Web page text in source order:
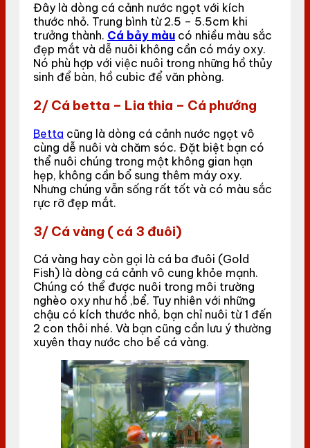
Đây là dòng cá cảnh nước ngọt với kích
thước nhỏ. Trung bình từ 2.5 – 5.5cm khi
trưởng thành. Cá bảy màu có nhiều màu sắc
đẹp mắt và dễ nuôi không cần có máy oxy.
Nó phù hợp với việc nuôi trong những hồ thủy
sinh để bàn, hồ cubic để văn phòng.
2/ Cá betta – Lia thia – Cá phướng
Betta cũng là dòng cá cảnh nước ngọt vô
cùng dễ nuôi và chăm sóc. Đặt biệt bạn có
thể nuôi chúng trong một không gian hạn
hẹp, không cần bổ sung thêm máy oxy.
Nhưng chúng vẫn sống rất tốt và có màu sắc
rực rỡ đẹp mắt.
3/ Cá vàng ( cá 3 đuôi)
Cá vàng hay còn gọi là cá ba đuôi (Gold
Fish) là dòng cá cảnh vô cung khỏe mạnh.
Chúng có thể được nuôi trong môi trường
nghèo oxy như hồ ,bể. Tuy nhiên với những
chậu có kích thước nhỏ, bạn chỉ nuôi từ 1 đến
2 con thôi nhé. Và bạn cũng cần lưu ý thường
xuyên thay nước cho bể cá vàng.